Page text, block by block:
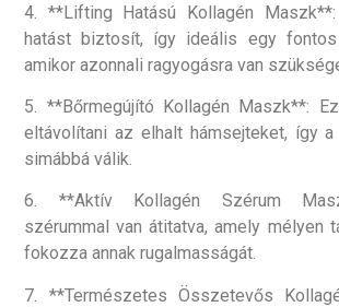
4. **Lifting Hatású Kollagén
hatást biztosít, így ideális egy
amikor azonnali ragyogásra van
5. **Bőrmegújító Kollagén Maszk**:
eltávolítani az elhalt hámsejteket, így
simábbá válik.
6. **Aktív Kollagén Szérum
szérummal van átitatva, amely mélyen
fokozza annak rugalmasságát.
7. **Természetes Összetevős